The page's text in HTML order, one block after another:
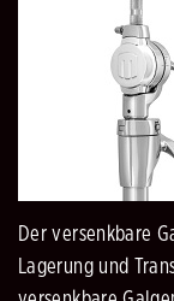
Der versenkbare
Lagerung und